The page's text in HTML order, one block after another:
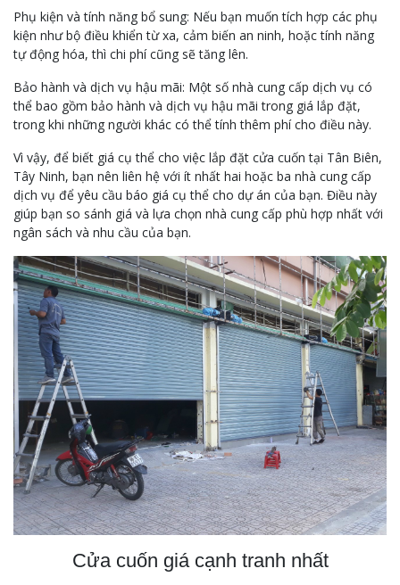
Phụ kiện và tính năng bổ sung: Nếu bạn muốn tích hợp các phụ
kiện như bộ điều khiển từ xa, cảm biến an ninh, hoặc tính năng
tự động hóa, thì chi phí cũng sẽ tăng lên.
Bảo hành và dịch vụ hậu mãi: Một số nhà cung cấp dịch vụ có
thể bao gồm bảo hành và dịch vụ hậu mãi trong giá lắp đặt,
trong khi những người khác có thể tính thêm phí cho điều này.
Vì vậy, để biết giá cụ thể cho việc lắp đặt cửa cuốn tại Tân Biên,
Tây Ninh, bạn nên liên hệ với ít nhất hai hoặc ba nhà cung cấp
dịch vụ để yêu cầu báo giá cụ thể cho dự án của bạn. Điều này
giúp bạn so sánh giá và lựa chọn nhà cung cấp phù hợp nhất với
ngân sách và nhu cầu của bạn.
Cửa cuốn giá cạnh tranh nhất